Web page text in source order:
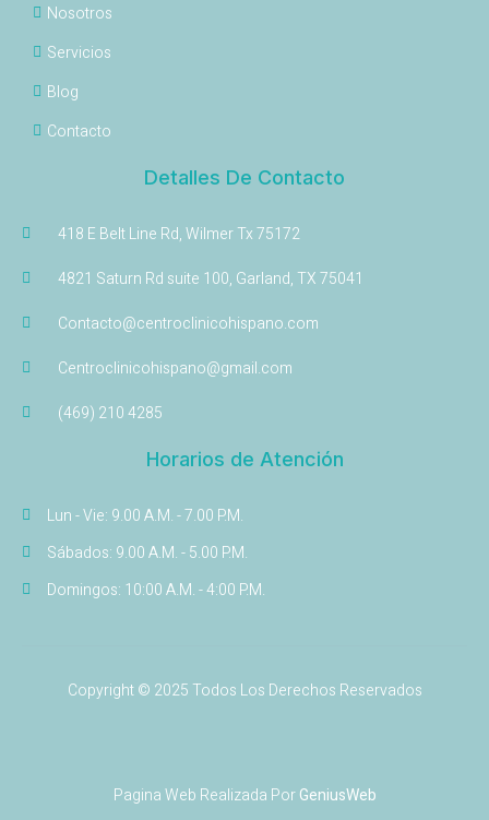
Nosotros
Servicios
Blog
Contacto
Detalles De Contacto
418 E Belt Line Rd, Wilmer Tx 75172
4821 Saturn Rd suite 100, Garland, TX 75041
Contacto@centroclinicohispano.com
Centroclinicohispano@gmail.com
(469) 210 4285
Horarios de Atención
Lun - Vie: 9.00 A.M. - 7.00 P.M.
Sábados: 9.00 A.M. - 5.00 P.M.
Domingos: 10:00 A.M. - 4:00 P.M.
Pagina Web Realizada PorGeniusWeb
Copyright © 2025 Todos Los Derechos Reservados